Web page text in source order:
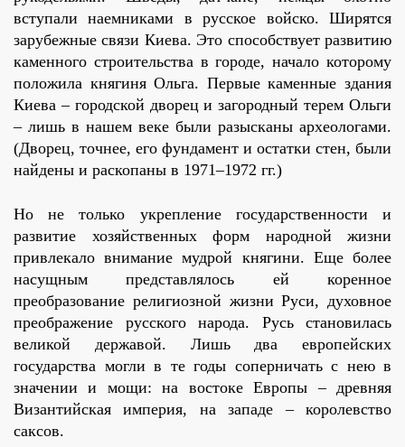
вступали наемниками в русское войско. Ширятся
зарубежные связи Киева. Это способствует развитию
каменного строительства в городе, начало которому
положила княгиня Ольга. Первые каменные здания
Киева – городской дворец и загородный терем Ольги
– лишь в нашем веке были разысканы археологами.
(Дворец, точнее, его фундамент и остатки стен, были
найдены и раскопаны в 1971–1972 гг.)
Но не только укрепление государственности и
развитие хозяйственных форм народной жизни
привлекало внимание мудрой княгини. Еще более
насущным представлялось ей коренное
преобразование религиозной жизни Руси, духовное
преображение русского народа. Русь становилась
великой державой. Лишь два европейских
государства могли в те годы соперничать с нею в
значении и мощи: на востоке Европы – древняя
Византийская империя, на западе – королевство
саксов.